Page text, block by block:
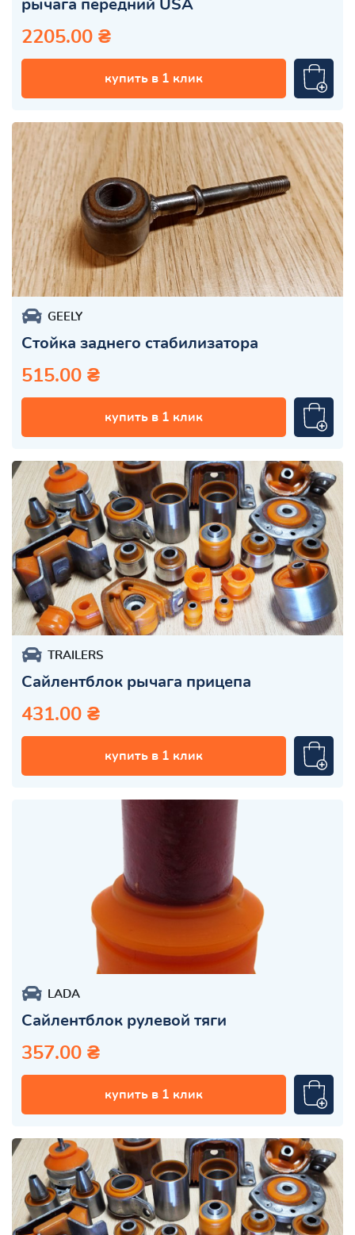
рычага передний USA
2205.00 ₴
купить в 1 клик
GEELY
Стойка заднего стабилизатора
515.00 ₴
купить в 1 клик
TRAILERS
Сайлентблок рычага прицепа
431.00 ₴
купить в 1 клик
LADA
Сайлентблок рулевой тяги
357.00 ₴
купить в 1 клик